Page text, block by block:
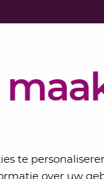
te
over uw